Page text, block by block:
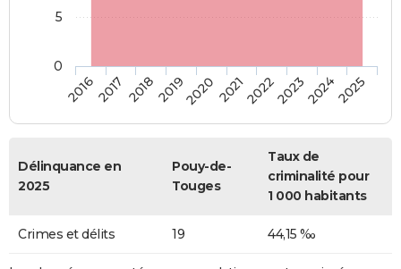
20162017 20182019202020212022202320242025
0
5
Délinquance en
2025
Pouy-de-
Touges
Taux de
criminalité pour
1 000 habitants
Crimes et délits 19 44,15 ‰